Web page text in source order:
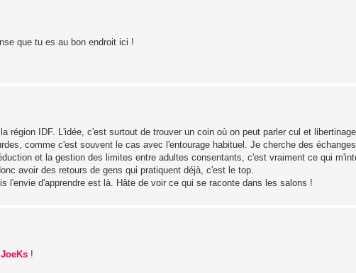
que tu es au bon endroit ici !
région IDF. L'idée, c'est surtout de trouver un coin où on peut parler cul et
comme c'est souvent le cas avec l'entourage habituel. Je cherche des
et la gestion des limites entre adultes consentants, c'est vraiment ce qui
avoir des retours de gens qui pratiquent déjà, c'est le top.
l'envie d'apprendre est là. Hâte de voir ce qui se raconte dans les salons !
!